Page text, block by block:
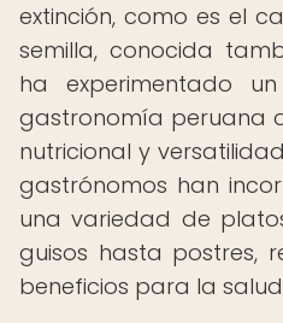
extinción, como es el
semilla, conocida
ha experimentado
gastronomía peruana
nutricional y
gastrónomos han
una variedad de
guisos hasta postres,
beneficios para la